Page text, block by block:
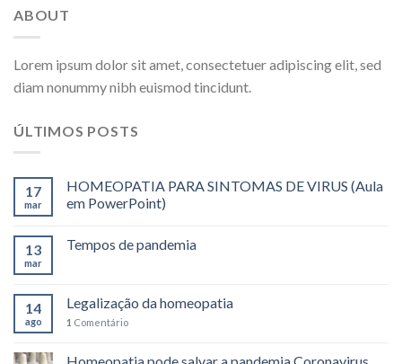
ABOUT
Lorem ipsum dolor sit amet, consectetuer adipiscing elit, sed
diam nonummy nibh euismod tincidunt.
ÚLTIMOS POSTS
17
mar
HOMEOPATIA PARA SINTOMAS DE VIRUS (Aula
em PowerPoint)
13
mar
Tempos de pandemia
14
ago
Legalização da homeopatia
1 Comentário